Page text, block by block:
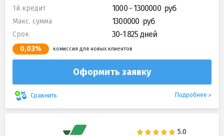
1й кредит 1000 - 1300000
Макс. сумма 1300000
Срок 30-1 825 дней
0,03% комиссия для новых клиентов
Оформить заявку
Сравнить Подробнее